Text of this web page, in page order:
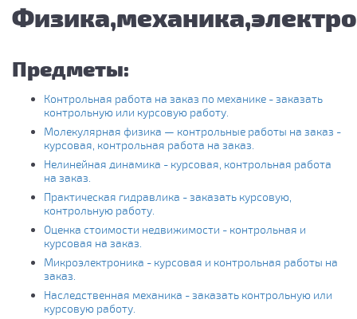
Предметы:
Контрольная работа на заказ по механике - заказать
контрольную или курсовую работу.
Молекулярная физика — контрольные работы на заказ -
курсовая, контрольная работа на заказ.
Нелинейная динамика - курсовая, контрольная работа
на заказ.
Практическая гидравлика - заказать курсовую,
контрольную работу.
Оценка стоимости недвижимости - контрольная и
курсовая на заказ.
Микроэлектроника - курсовая и контрольная работы на
заказ.
Наследственная механика - заказать контрольную или
курсовую работу.